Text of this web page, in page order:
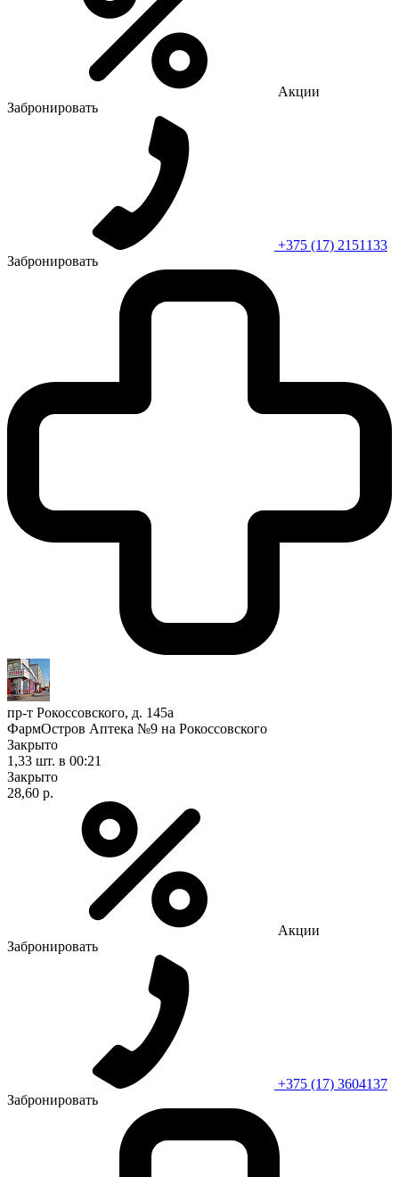
Акции
Забронировать
+375 (17) 2151133
Забронировать
пр-т Рокоссовского, д. 145а
ФармОстров Аптека №9 на Рокоссовского
Закрыто
1,33 шт. в 00:21
Закрыто
28,60 р.
Акции
Забронировать
+375 (17) 3604137
Забронировать